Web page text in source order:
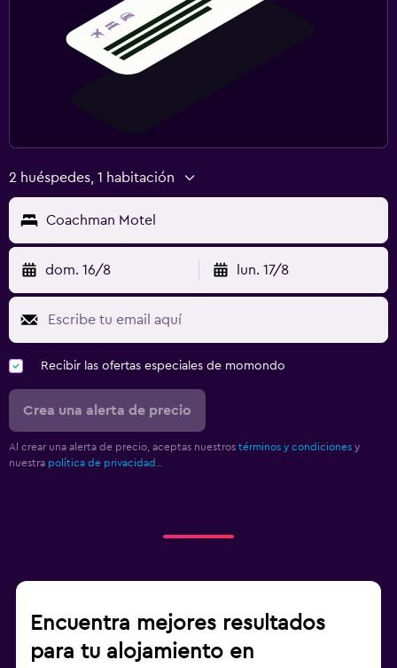
2 huéspedes, 1 habitación
Coachman Motel
dom. 16/8 lun. 17/8
Recibir las ofertas especiales de momondo
Crea una alerta de precio
Al crear una alerta de precio, aceptas nuestros términos y condiciones y
nuestra política de privacidad.
Encuentra mejores resultados
para tu alojamiento en